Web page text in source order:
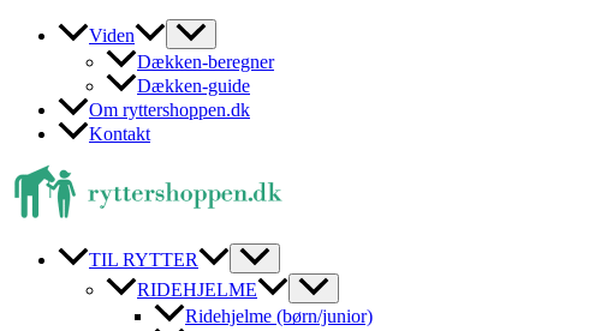
Viden
Dækken-beregner
Dækken-guide
Om ryttershoppen.dk
Kontakt
TIL RYTTER
RIDEHJELME
Ridehjelme (børn/junior)